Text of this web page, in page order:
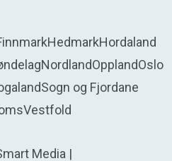
HedmarkHordaland
NordlandOpplandOslo
Sogn og Fjordane
Vestfold
Media |